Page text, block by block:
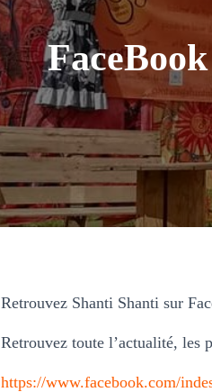
Retrouvez Shanti Shanti sur
Retrouvez toute l’actualité, les
https://www.facebook.com/